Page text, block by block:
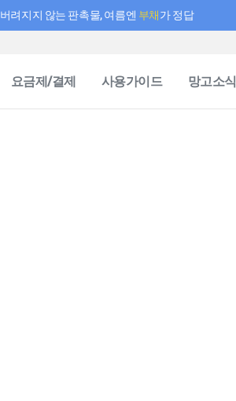
버려지지 않는 판촉물, 여름엔 부채가 정답
요금제/결제 사용가이드 망고소식